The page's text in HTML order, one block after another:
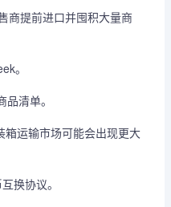
商提前进口并囤积大量商
。
清单。
运输市场可能会出现更大
换协议。